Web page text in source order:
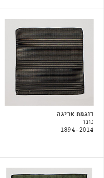
דוגמת אריגה
נונו
1894-2014